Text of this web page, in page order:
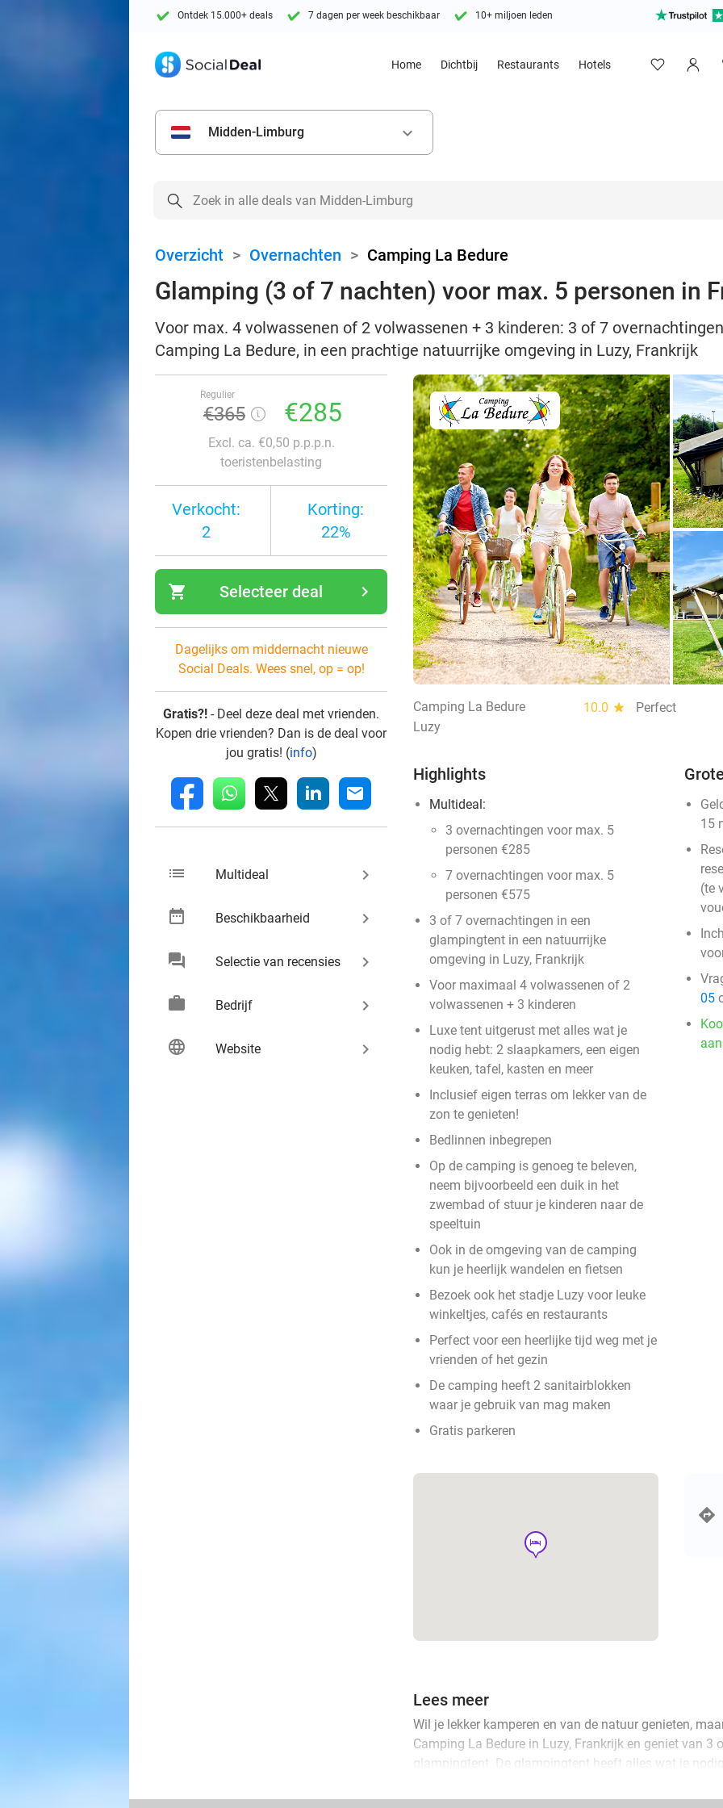
Ontdek 15.000+ deals 7 dagen per week beschikbaar 10+ miljoen leden
Home Dichtbij Restaurants Hotels
Midden-Limburg keyboard_arrow_down
Overzicht > Overnachten > Camping La Bedure
Glamping (3 of 7 nachten) voor max. 5 personen in
Voor max. 4 volwassenen of 2 volwassenen + 3 kinderen: 3 of 7
Camping La Bedure, in een prachtige natuurrijke omgeving in Luzy, Frankrijk
Regulier
€365 €285
Excl. ca. €0,50 p.p.p.n.
toeristenbelasting
Verkocht:
2
Korting:
22%
shopping_cart navigate_next
Selecteer deal
Dagelijks om middernacht nieuwe
Social Deals. Wees snel, op = op!
Gratis?! - Deel deze deal met vrienden.
Kopen drie vrienden? Dan is de deal voor
jou gratis! (info)
fb whatsapp linkedin mail
list Multideal keyboard_arrow_right
date_range Beschikbaarheid keyboard_arrow_right
chat Selectie van recensies keyboard_arrow_right
work Bedrijf keyboard_arrow_right
language Website keyboard_arrow_right
Camping La Bedure 10.0 star
Perfect
Luzy
Highlights
Multideal:
3 overnachtingen voor max. 5
personen €285
7 overnachtingen voor max. 5
personen €575
3 of 7 overnachtingen in een
glampingtent in een natuurrijke
omgeving in Luzy, Frankrijk
Voor maximaal 4 volwassenen of 2
volwassenen + 3 kinderen
Luxe tent uitgerust met alles wat je
nodig hebt: 2 slaapkamers, een eigen
keuken, tafel, kasten en meer
Inclusief eigen terras om lekker van de
zon te genieten!
Bedlinnen inbegrepen
Op de camping is genoeg te beleven,
neem bijvoorbeeld een duik in het
zwembad of stuur je kinderen naar de
speeltuin
Ook in de omgeving van de camping
kun je heerlijk wandelen en fietsen
Bezoek ook het stadje Luzy voor leuke
winkeltjes, cafés en restaurants
Perfect voor een heerlijke tijd weg met je
vrienden of het gezin
De camping heeft 2 sanitairblokken
waar je gebruik van mag maken
Gratis parkeren
15
(te
05
hotel
Lees meer
Wil je lekker kamperen en van de natuur genieten,
Camping La Bedure in Luzy, Frankrijk en geniet van 3
glampingtent. De glampingtent heeft alles wat je
omgeving is genoeg te beleven. Neem bijvoorbeeld